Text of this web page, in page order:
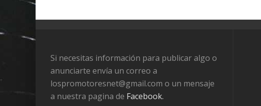
Si necesitas información para publicar algo o
anunciarte envía un correo a
lospromotoresnet@gmail.com o un mensaje
a nuestra pagina de Facebook.